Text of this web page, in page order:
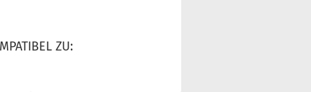
ZU: